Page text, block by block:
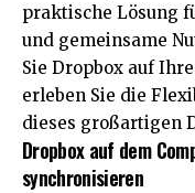
praktische Lösung
und gemeinsame
Sie Dropbox auf
erleben Sie die
dieses großartigen
Dropbox auf dem
synchronisieren